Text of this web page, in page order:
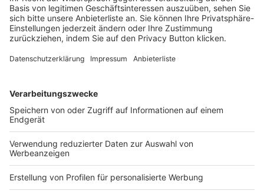
KONTAKT UND IMPRESSUM